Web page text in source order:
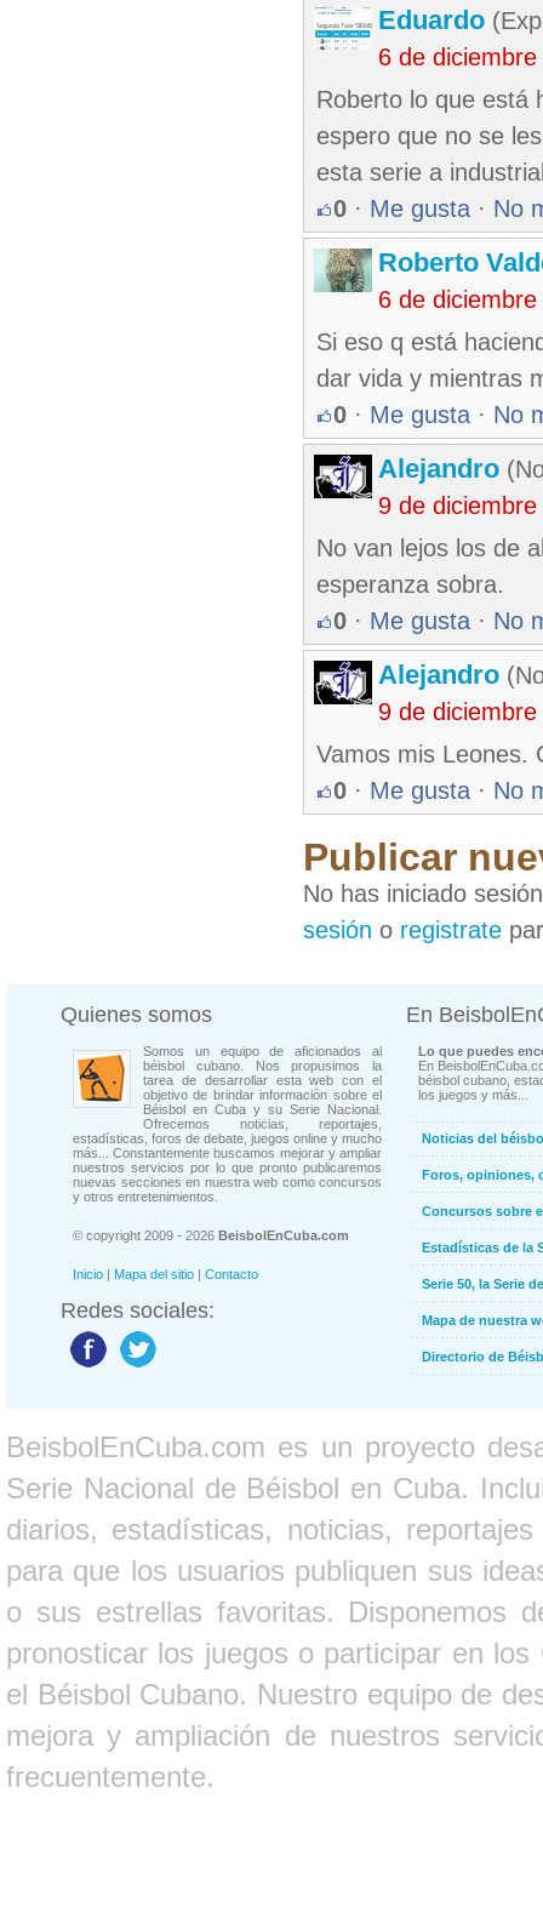
Eduardo
6 de
Roberto lo que está
espero que no se
esta serie a
0 · Me gusta · No
Roberto
6 de
Si eso q está
dar vida y mientras
0 · Me gusta · No
Alejandro
9 de
No van lejos los de
esperanza sobra.
0 · Me gusta · No
Alejandro
9 de
Vamos mis Leones.
0 · Me gusta · No
Publicar
No has iniciado
sesión o registrate
Quienes somos
Somos un equipo de aficionados al
béisbol cubano. Nos propusimos la
tarea de desarrollar esta web con el
objetivo de brindar información sobre el
Béisbol en Cuba y su Serie Nacional.
Ofrecemos noticias, reportajes,
estadísticas, foros de debate, juegos online y mucho
más... Constantemente buscamos mejorar y ampliar
nuestros servicios por lo que pronto publicaremos
nuevas secciones en nuestra web como concursos
y otros entretenimientos.
© copyright 2009 - 2026 BeisbolEnCuba.com
Inicio | Mapa del sitio | Contacto
Redes sociales:
En
Lo que puedes
En
béisbol cubano,
los juegos y más...
Noticias del
Foros, opiniones,
Concursos sobre
Estadísticas de la
Serie 50, la Serie
Mapa de nuestra
Directorio de
BeisbolEnCuba.com es un proyecto
Serie Nacional de Béisbol en Cuba.
diarios, estadísticas, noticias,
para que los usuarios publiquen sus
o sus estrellas favoritas. Disponemos
pronosticar los juegos o participar en
el Béisbol Cubano. Nuestro equipo de
mejora y ampliación de nuestros
frecuentemente.